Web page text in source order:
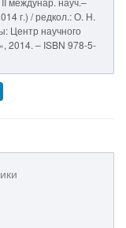
г.) / редкол.: О. Н.
Центр научного
2014. – ISBN 978-5-